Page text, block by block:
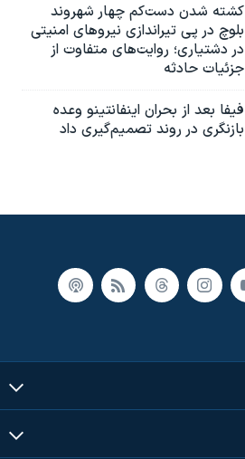
کشته شدن دست‌کم چهار شهروند
بلوچ در پی تیراندازی نیروهای امنیتی
در دشتیاری؛ روایت‌های متفاوت از
جزئیات حادثه
فیفا بعد از بحران اینفانتینو وعده
بازنگری در روند تصمیم‌گیری داد